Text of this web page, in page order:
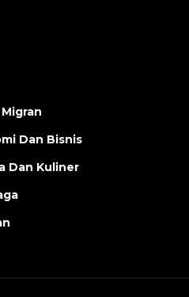
Dan Bisnis
Dan Kuliner